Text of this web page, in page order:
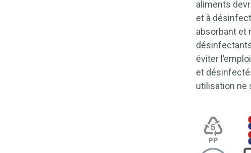
aliments
et à
absorbant et
éviter
et
utilisation ne